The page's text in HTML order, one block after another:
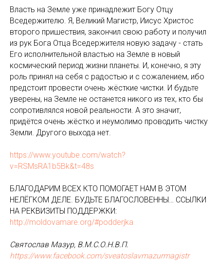
Власть на Земле уже принадлежит Богу Отцу
Вседержителю. Я, Великий Магистр, Иисус Христос
второго пришествия, закончил свою работу и получил
из рук Бога Отца Вседержителя новую задачу - стать
Его исполнительной властью на Земле в новый
космический период жизни планеты. И, конечно, я эту
роль принял на себя с радостью и с сожалением, ибо
предстоит провести очень жёсткие чистки. И будьте
уверены, на Земле не останется никого из тех, кто бы
сопротивлялся новой реальности. А это значит,
придётся очень жёстко и неумолимо проводить чистку
Земли. Другого выхода нет.
https://www.youtube.com/watch?
v=RSMsRA1b5Bk&t=48s
БЛАГОДАРИМ ВСЕХ КТО ПОМОГАЕТ НАМ В ЭТОМ
НЕЛЁГКОМ ДЕЛЕ. БУДЬТЕ БЛАГОСЛОВЕННЫ… ССЫЛКИ
НА РЕКВИЗИТЫ ПОДДЕРЖКИ:
http://moldovamare.org/#podderjka
Святослав Мазур, В.М.С.О.Н.В.П.
https://www.facebook.com/sveatoslavmazurmagistr